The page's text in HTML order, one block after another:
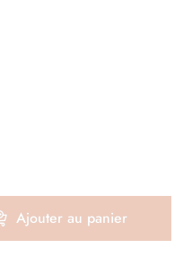
Ajouter au panier